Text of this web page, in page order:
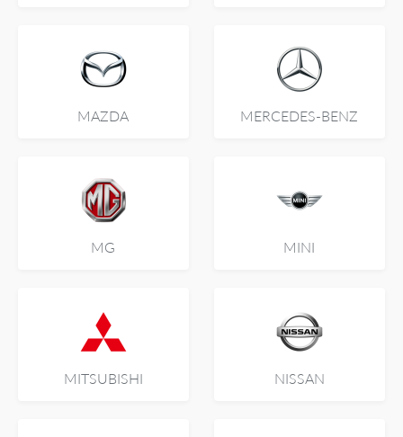
MAZDA MERCEDES-BENZ
MG MINI
MITSUBISHI NISSAN